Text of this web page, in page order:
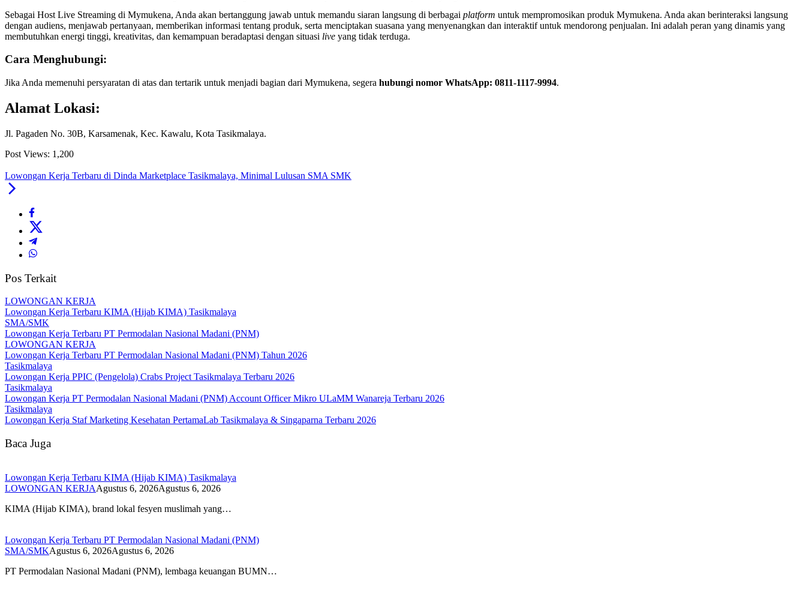
Sebagai Host Live Streaming di Mymukena, Anda akan bertanggung jawab untuk memandu siaran langsung di berbagai platform untuk mempromosikan produk Mymukena. Anda akan berinteraksi langsung
dengan audiens, menjawab pertanyaan, memberikan informasi tentang produk, serta menciptakan suasana yang menyenangkan dan interaktif untuk mendorong penjualan. Ini adalah peran yang dinamis yang
membutuhkan energi tinggi, kreativitas, dan kemampuan beradaptasi dengan situasi live yang tidak terduga.
Cara Menghubungi:
Jika Anda memenuhi persyaratan di atas dan tertarik untuk menjadi bagian dari Mymukena, segera hubungi nomor WhatsApp: 0811-1117-9994.
Alamat Lokasi:
Jl. Pagaden No. 30B, Karsamenak, Kec. Kawalu, Kota Tasikmalaya.
Post Views: 1,200
Lowongan Kerja Terbaru di Dinda Marketplace Tasikmalaya, Minimal Lulusan SMA SMK
Pos Terkait
LOWONGAN KERJA
Lowongan Kerja Terbaru KIMA (Hijab KIMA) Tasikmalaya
SMA/SMK
Lowongan Kerja Terbaru PT Permodalan Nasional Madani (PNM)
LOWONGAN KERJA
Lowongan Kerja Terbaru PT Permodalan Nasional Madani (PNM) Tahun 2026
Tasikmalaya
Lowongan Kerja PPIC (Pengelola) Crabs Project Tasikmalaya Terbaru 2026
Tasikmalaya
Lowongan Kerja PT Permodalan Nasional Madani (PNM) Account Officer Mikro ULaMM Wanareja Terbaru 2026
Tasikmalaya
Lowongan Kerja Staf Marketing Kesehatan PertamaLab Tasikmalaya & Singaparna Terbaru 2026
Baca Juga
Lowongan Kerja Terbaru KIMA (Hijab KIMA) Tasikmalaya
LOWONGAN KERJAAgustus 6, 2026Agustus 6, 2026
KIMA (Hijab KIMA), brand lokal fesyen muslimah yang…
Lowongan Kerja Terbaru PT Permodalan Nasional Madani (PNM)
SMA/SMKAgustus 6, 2026Agustus 6, 2026
PT Permodalan Nasional Madani (PNM), lembaga keuangan BUMN…